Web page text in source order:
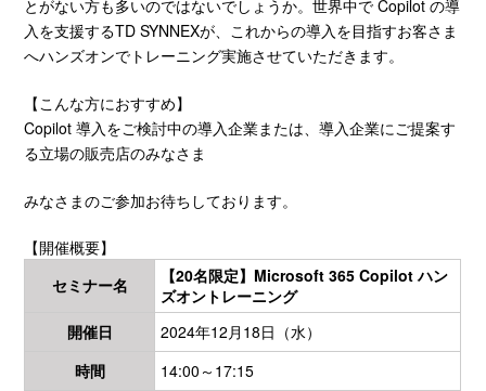
とがない方も多いのではないでしょうか。世界中で Copilot の導
入を支援するTD SYNNEXが、これからの導入を目指すお客さま
へハンズオンでトレーニング実施させていただきます。
【こんな方におすすめ】
Copilot 導入をご検討中の導入企業または、導入企業にご提案す
る立場の販売店のみなさま
みなさまのご参加お待ちしております。
【開催概要】
セミナー名
【20名限定】Microsoft 365 Copilot ハン
ズオントレーニング
開催日
2024年12月18日（水）
時間
14:00～17:15